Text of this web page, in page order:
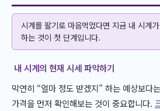
시계를 팔기로 마음먹었다면 지금 내 시계
하는 것이 첫 단계입니다.
내 시계의 현재 시세 파악하기
막연히 “얼마 정도 받겠지” 하는 예상보다
가격을 먼저 확인해보는 것이 중요합니다.